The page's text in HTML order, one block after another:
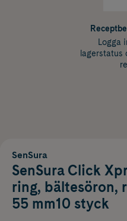
Logga
lagerstatus
SenSura
SenSura Click
ring, bältesöron,
55 mm10 styck